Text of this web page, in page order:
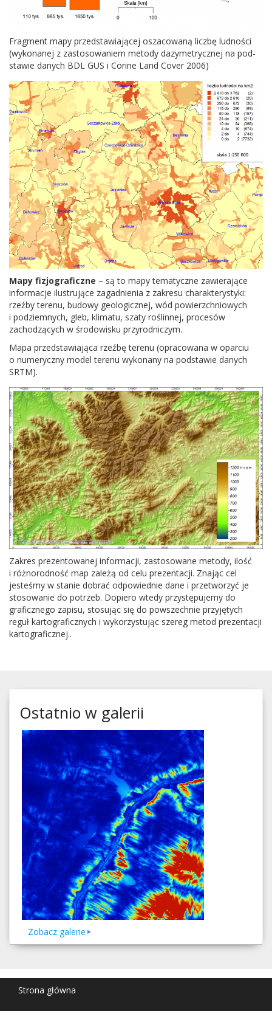
Frag­ment mapy przed­staw­ia­jącej osza­cow­aną liczbę lud­ności
(wyko­nanej z zas­tosowaniem metody dazym­e­trycznej na pod­
stawie danych BDL GUS i Corine Land Cover 2006)
Mapy fizjo­graficzne – są to mapy tem­aty­czne zaw­ier­a­jące
infor­ma­cje ilus­tru­jące zagad­nienia z zakresu charak­terystyki:
rzeźby terenu, budowy geo­log­icznej, wód powierzch­niowych
i podziem­nych, gleb, kli­matu, szaty roślin­nej, pro­cesów
zachodzą­cych w środowisku przyrodniczym.
Mapa przed­staw­ia­jąca rzeźbę terenu (opra­cow­ana w opar­ciu
o numeryczny model terenu wyko­nany na pod­stawie danych
SRTM).
Zakres prezen­towanej infor­ma­cji, zas­tosowane metody, ilość
i różnorod­ność map zależą od celu prezen­tacji. Zna­jąc cel
jesteśmy w stanie dobrać odpowied­nie dane i przetworzyć je
stosowanie do potrzeb. Dopiero wtedy przys­tępu­jemy do
graficznego zapisu, sto­su­jąc się do powszech­nie przyję­tych
reguł kar­tograficznych i wyko­rzys­tu­jąc szereg metod prezen­tacji
kartograficznej..
Ostatnio w galerii
Zobacz galerie
Strona główna